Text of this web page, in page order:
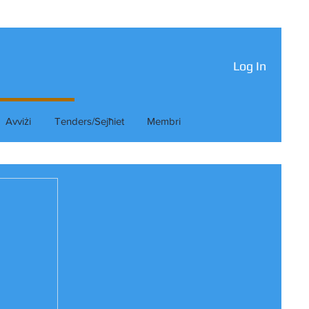
Log In
Avviżi Tenders/Sejħiet Membri